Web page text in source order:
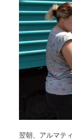
翌朝、アルマテ